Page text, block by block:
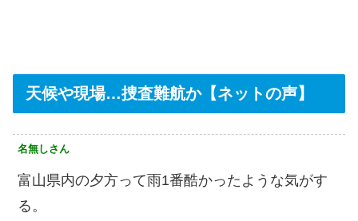
天候や現場…捜査難航か【ネットの声】
名無しさん
富山県内の夕方って雨1番酷かったような気がす
る。